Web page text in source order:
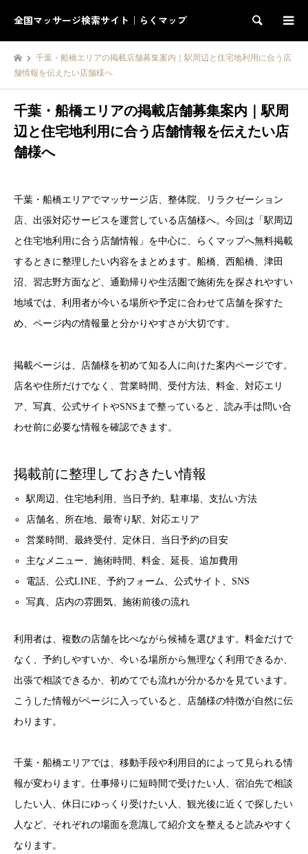
全国マッサージ検索サイト｜らくマップ 検索
千葉・船橋エリアの掲載店舗募集案内｜駅周辺と住宅地利用に合う店
舗情報を伝えたい店舗様へ
千葉・船橋エリアの掲載店舗募集案内｜駅周
辺と住宅地利用に合う店舗情報を伝えたい店
舗様へ
千葉・船橋エリアでマッサージ店、整体院、リラクゼーション
店、出張対応サービスを運営している店舗様へ。今回は「駅周辺
と住宅地利用に合う店舗情報」を中心に、らくマップへ無料掲載
するときに整理したい内容をまとめます。船橋、西船橋、津田
沼、習志野方面など、通勤帰りや生活圏で施術先を探されやすい
地域では、利用者が今いる場所や予定に合わせて店舗を探すた
め、ページ内の情報量と分かりやすさが大切です。
掲載ページは、店舗様を初めて知る人に向けた案内ページです。
店名や住所だけでなく、営業時間、受付方法、料金、対応エリ
ア、写真、公式サイトやSNSまで整っていると、読み手は問い合
わせ前に必要な情報を確認できます。
掲載前に整理しておきたい情報
駅周辺、住宅地利用、当日予約、駐車場、支払い方法
店舗名、所在地、最寄り駅、対応エリア
営業時間、最終受付、定休日、当日予約の目安
主なメニュー、施術時間、料金、延長、追加費用
電話、公式LINE、予約フォーム、公式サイト、SNS
写真、店内の雰囲気、施術前後の流れ
利用者は、複数の店舗を比べながら候補を選びます。料金だけで
なく、予約しやすいか、今いる場所から無理なく利用できるか、
出張で相談できるか、初めてでも流れが分かるかを見ています。
こうした情報がページに入っていると、店舗様の特徴が自然に伝
わります。
千葉・船橋エリアでは、移動手段や利用目的によって見られる情
報が変わります。仕事帰りに短時間で受けたい人、宿泊先で相談
したい人、休日にゆっくり受けたい人、観光後に近くで探したい
人など、それぞれの場面を意識して紹介文を整えると読みやすく
なります。